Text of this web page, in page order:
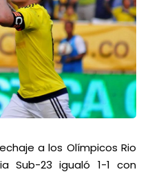
a los Olímpicos Rio
Sub-23 igualó 1-1 con